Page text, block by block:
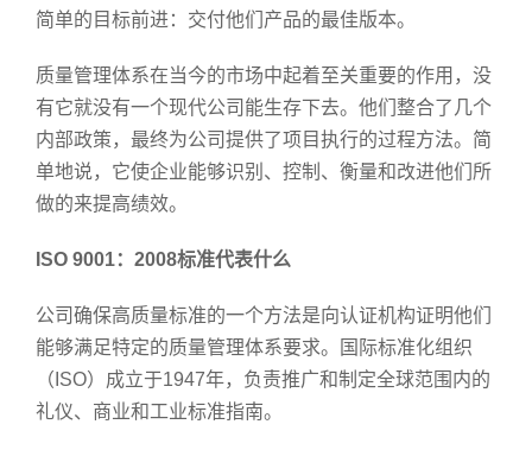
简单的目标前进：交付他们产品的最佳版本。
质量管理体系在当今的市场中起着至关重要的作用，没
有它就没有一个现代公司能生存下去。他们整合了几个
内部政策，最终为公司提供了项目执行的过程方法。简
单地说，它使企业能够识别、控制、衡量和改进他们所
做的来提高绩效。
ISO 9001：2008标准代表什么
公司确保高质量标准的一个方法是向认证机构证明他们
能够满足特定的质量管理体系要求。国际标准化组织
（ISO）成立于1947年，负责推广和制定全球范围内的
礼仪、商业和工业标准指南。